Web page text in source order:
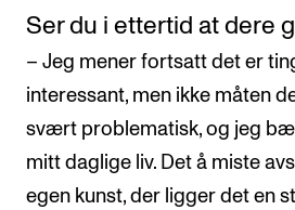
Ser du i ettertid at dere
– Jeg mener fortsatt det er
interessant, men ikke måten
svært problematisk, og jeg
mitt daglige liv. Det å miste
egen kunst, der ligger det en